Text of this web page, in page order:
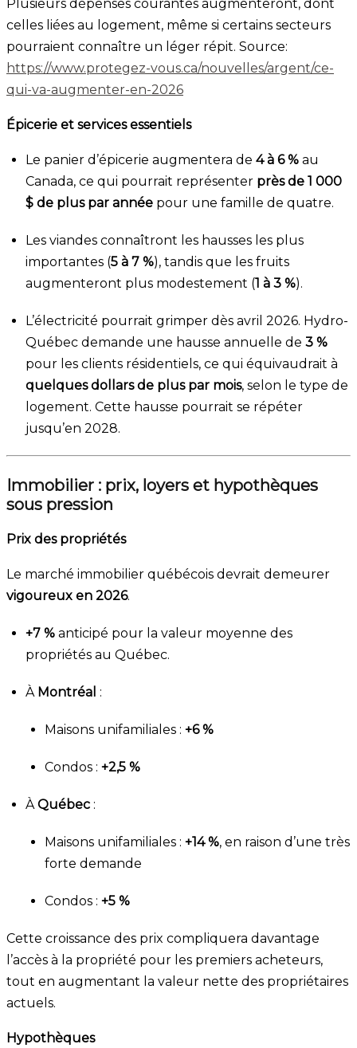
Plusieurs dépenses courantes augmenteront, dont
celles liées au logement, même si certains secteurs
pourraient connaître un léger répit. Source:
https://www.protegez-vous.ca/nouvelles/argent/ce-
qui-va-augmenter-en-2026
Épicerie et services essentiels
Le panier d’épicerie augmentera de 4 à 6 % au
Canada, ce qui pourrait représenter près de 1 000
$ de plus par année pour une famille de quatre.
Les viandes connaîtront les hausses les plus
importantes (5 à 7 %), tandis que les fruits
augmenteront plus modestement (1 à 3 %).
L’électricité pourrait grimper dès avril 2026. Hydro-
Québec demande une hausse annuelle de 3 %
pour les clients résidentiels, ce qui équivaudrait à
quelques dollars de plus par mois, selon le type de
logement. Cette hausse pourrait se répéter
jusqu’en 2028.
Immobilier : prix, loyers et hypothèques
sous pression
Prix des propriétés
Le marché immobilier québécois devrait demeurer
vigoureux en 2026.
+7 % anticipé pour la valeur moyenne des
propriétés au Québec.
À Montréal :
Maisons unifamiliales : +6 %
Condos : +2,5 %
ÀQuébec :
Maisons unifamiliales : +14 %, en raison d’une très
forte demande
Condos : +5 %
Cette croissance des prix compliquera davantage
l’accès à la propriété pour les premiers acheteurs,
tout en augmentant la valeur nette des propriétaires
actuels.
Hypothèques